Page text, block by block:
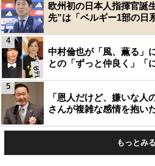
欧州初の日本人指揮官誕
先”は「ベルギー1部の日
中村倫也が「風、薫る」
との「ずっと仲良く」「
4
「恩人だけど、嫌いな
さんが複雑な感情を抱い
5
もっとみる